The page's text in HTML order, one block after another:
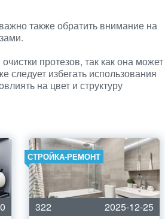
также обратить внимание на
протезов, так как она может
следует избегать использования
на цвет и структуру
СТРОЙКА-РЕМОНТ
322
2025-12-25